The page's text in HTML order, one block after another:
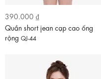
390.000 ₫
Quần short jean cạp cao ống
rộng QJ-44